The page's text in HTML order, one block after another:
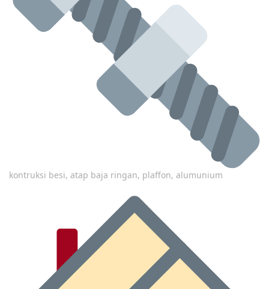
kontruksi besi, atap baja ringan, plaffon, alumunium